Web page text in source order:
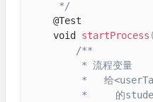
     */
    @Test
    void
startProcess (
/**
         * 流程变量
*   给
*     的